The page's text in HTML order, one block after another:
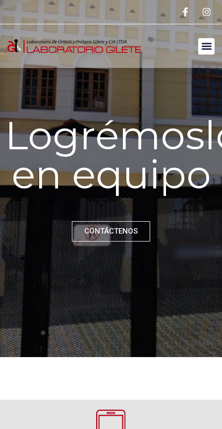
en equipo
CONTÁCTENOS